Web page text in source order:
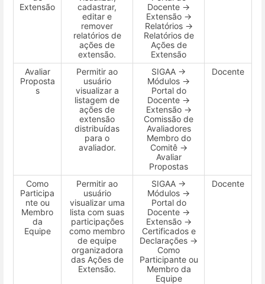
Extensão
cadastrar,
editar e
remover
relatórios de
ações de
extensão.
Docente →
Extensão →
Relatórios →
Relatórios de
Ações de
Extensão
Avaliar
Proposta
s
Permitir ao
usuário
visualizar a
listagem de
ações de
extensão
distribuídas
para o
avaliador.
SIGAA →
Módulos →
Portal do
Docente →
Extensão →
Comissão de
Avaliadores
Membro do
Comitê →
Avaliar
Propostas
Docente
Como
Participa
nte ou
Membro
da
Equipe
Permitir ao
usuário
visualizar uma
lista com suas
participações
como membro
de equipe
organizadora
das Ações de
Extensão.
SIGAA →
Módulos →
Portal do
Docente →
Extensão →
Certificados e
Declarações →
Como
Participante ou
Membro da
Equipe
Docente